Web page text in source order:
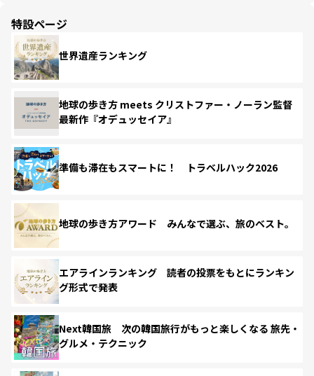
特設ページ
世界遺産ランキング
地球の歩き方 meets クリストファー・ノーラン監督
最新作『オデュッセイア』
準備も滞在もスマートに！ トラベルハック2026
地球の歩き方アワード みんなで選ぶ、旅のベスト。
エアラインランキング 読者の投票をもとにランキン
グ形式で発表
Next韓国旅 次の韓国旅行がもっと楽しくなる 旅先・
グルメ・テクニック